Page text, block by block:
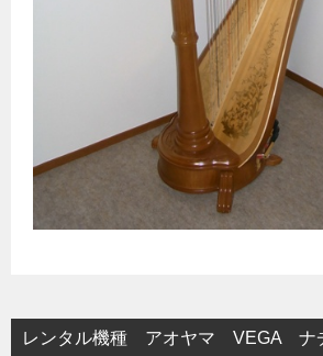
レンタル機種 アオヤマ VEGA ナ